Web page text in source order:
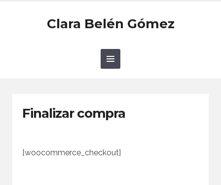
Clara Belén Gómez
Finalizar compra
[woocommerce_checkout]